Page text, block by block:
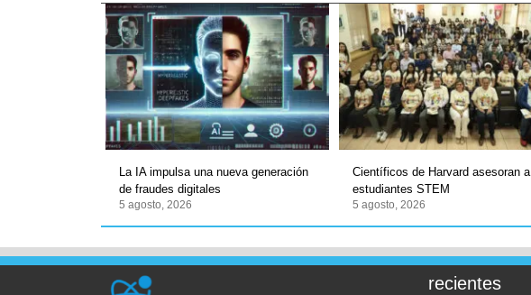
La IA impulsa una nueva generación
de fraudes digitales
5 agosto, 2026
Científicos de Harvard asesoran a
estudiantes STEM
5 agosto, 2026
recientes